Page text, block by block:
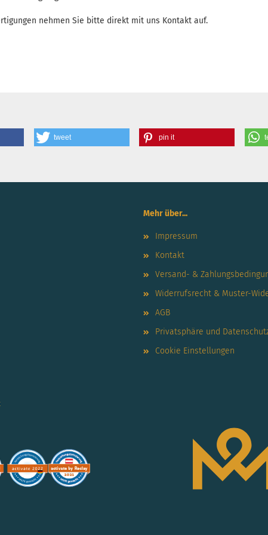
nehmen Sie bitte direkt mit uns Kontakt auf.
tweet pin it
Mehr über...
Impressum
Kontakt
Versand- &
Widerrufsrecht & Muster-
AGB
Privatsphäre und
Cookie Einstellungen